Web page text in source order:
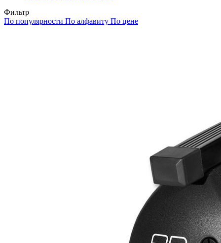
Фильтр
По популярности По алфавиту По цене